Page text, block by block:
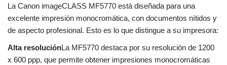
La Canon imageCLASS MF5770 está diseñada para una
excelente impresión monocromática, con documentos nítidos y
de aspecto profesional. Esto es lo que distingue a su impresora:
Alta resoluciónLa MF5770 destaca por su resolución de 1200
x 600 ppp, que permite obtener impresiones monocromáticas